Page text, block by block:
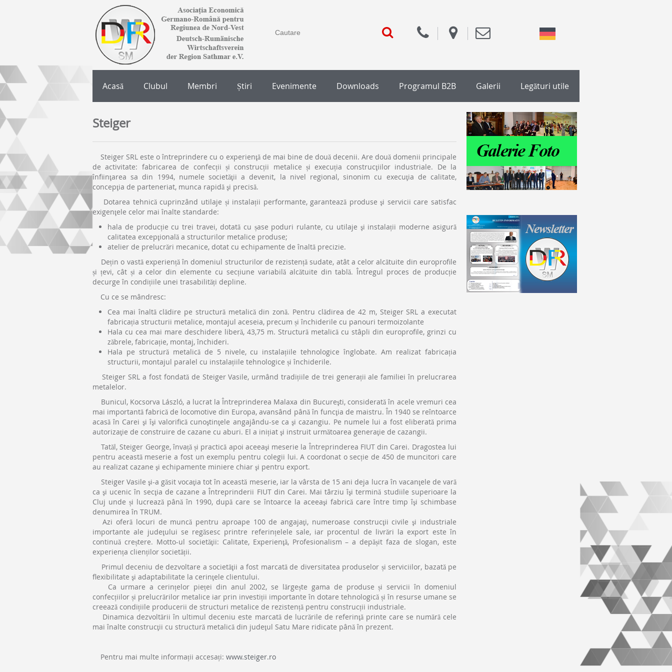
Acasă Clubul Membri Știri Evenimente Downloads Programul B2B Galerii Legături utile
Steiger
Steiger SRL este o întreprindere cu o experienţă de mai bine de două decenii. Are două domenii principale
de activitate: fabricarea de confecții și construcții metalice și execuția construcţiilor industriale. De la
înfiinţarea sa din 1994, numele societăţii a devenit, la nivel regional, sinonim cu execuţia de calitate,
concepţia de parteneriat, munca rapidă şi precisă.
Dotarea tehnică cuprinzând utilaje și instalații performante, garantează produse şi servicii care satisfac
exigenţele celor mai înalte standarde:
hala de producție cu trei travei, dotată cu șase poduri rulante, cu utilaje şi instalații moderne asigură
calitatea excepţională a structurilor metalice produse;
atelier de prelucrări mecanice, dotat cu echipamente de înaltă precizie.
Dețin o vastă experiență în domeniul structurilor de rezistență sudate, atât a celor alcătuite din europrofile
și țevi, cât și a celor din elemente cu secțiune variabilă alcătuite din tablă. Întregul proces de producție
decurge în condițiile unei trasabilități depline.
Cu ce se mândresc:
Cea mai înaltă clădire pe structură metalică din zonă. Pentru clădirea de 42 m, Steiger SRL a executat
fabricația structurii metalice, montajul aceseia, precum și închiderile cu panouri termoizolante
Hala cu cea mai mare deschidere liberă, 43,75 m. Structură metalică cu stâpli din europrofile, grinzi cu
zăbrele, fabricație, montaj, închideri.
Hala pe structură metalică de 5 nivele, cu instalațiile tehnologice înglobate. Am realizat fabricația
structurii, montajul paralel cu instalațiile tehnologice și închiderile.
Steiger SRL a fost fondată de Steiger Vasile, urmând tradițiile de trei generații ale familiei în prelucrarea
metalelor.
Bunicul, Kocsorva László, a lucrat la Întreprinderea Malaxa din Bucureşti, considerată în acele vremuri cea
mai importantă fabrică de locomotive din Europa, avansând până în funcţia de maistru. În 1940 se reîntoarce
acasă în Carei şi îşi valorifică cunoştinţele angajându-se ca şi cazangiu. Pe numele lui a fost eliberată prima
autorizaţie de construire de cazane cu aburi. El a inițiat şi instruit următoarea generaţie de cazangii.
Tatăl, Steiger George, învață și practică apoi aceeaşi meserie la Întreprinderea FIUT din Carei. Dragostea lui
pentru această meserie a fost un exemplu pentru colegii lui. A coordonat o secție de 450 de muncitori care
au realizat cazane şi echipamente miniere chiar şi pentru export.
Steiger Vasile şi-a găsit vocaţia tot în această meserie, iar la vârsta de 15 ani deja lucra în vacanţele de vară
ca şi ucenic în secţia de cazane a Întreprinderii FIUT din Carei. Mai târziu îşi termină studiile superioare la
Cluj unde și lucrează până în 1990, după care se întoarce la aceeaşi fabrică care între timp îşi schimbase
denumirea în TRUM.
Azi oferă locuri de muncă pentru aproape 100 de angajaţi, numeroase construcţii civile şi industriale
importante ale judeţului se regăsesc printre referințelele sale, iar procentul de livrări la export este în
continuă creștere. Motto-ul societăţii: Calitate, Experienţă, Profesionalism – a depășit faza de slogan, este
experiența clienților societății.
Primul deceniu de dezvoltare a societăţii a fost marcată de diversitatea produselor și serviciilor, bazată pe
flexibilitate şi adaptabilitate la cerinţele clientului.
Ca urmare a cerințelor pieței din anul 2002, se lărgește gama de produse și servicii în domeniul
confecțiilor și prelucrărilor metalice iar prin investiții importante în dotare tehnologică și în resurse umane se
creează condițiile producerii de structuri metalice de rezistență pentru construcții industriale.
Dinamica dezvoltării în ultimul deceniu este marcată de lucrările de referinţă printe care se numără cele
mai înalte construcţii cu structură metalică din judeţul Satu Mare ridicate până în prezent.
Pentru mai multe informații accesați: www.steiger.ro